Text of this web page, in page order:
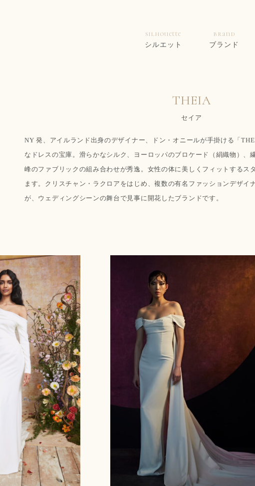
silhouette
シルエット
brand
ブランド
THEIA
セイア
NY 発、アイルランド出身のデザイナー、ドン・オニールが手掛ける「
なドレスの宝庫。滑らかなシルク、ヨーロッパのブロケード（絹織物）、
峰のファブリックの組み合わせが秀逸。女性の体に美しくフィットするス
ます。クリスチャン・ラクロアをはじめ、複数の有名ファッションデザイ
が、ウェディングシーンの舞台で見事に開花したブランドです。